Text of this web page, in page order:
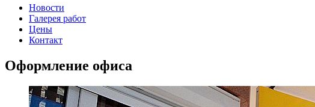
Новости
Галерея работ
Цены
Контакт
Оформление офиса